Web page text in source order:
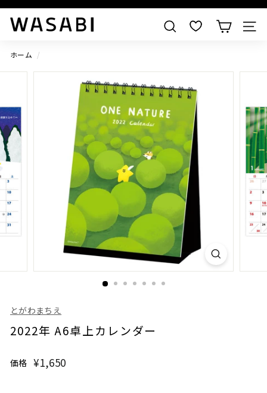
すべての作品を見る
W
S
A
I
検索
ホーム /
とがわまちえ
2022年 A6卓上カレンダー
価格
通
¥1,650